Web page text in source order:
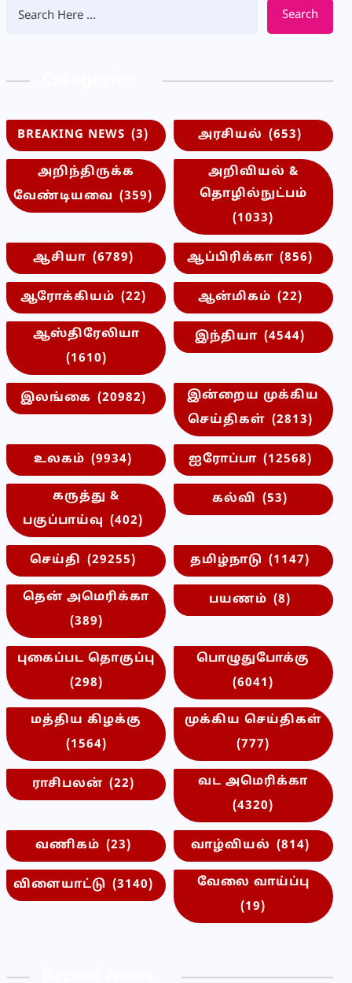
Search
BREAKING NEWS (3) அரசியல் (653)
அறிந்திருக்க
வேண்டியவை (359)
அறிவியல் &
தொழில்நுட்பம்
(1033)
ஆசியா (6789) ஆப்பிரிக்கா (856)
ஆரோக்கியம் (22) ஆன்மிகம் (22)
ஆஸ்திரேலியா
(1610)
இந்தியா (4544)
இலங்கை (20982)
இன்றைய முக்கிய
செய்திகள் (2813)
உலகம் (9934) ஐரோப்பா (12568)
கருத்து &
பகுப்பாய்வு (402)
கல்வி (53)
செய்தி (29255) தமிழ்நாடு (1147)
தென் அமெரிக்கா
(389)
பயணம் (8)
புகைப்பட தொகுப்பு
(298)
பொழுதுபோக்கு
(6041)
மத்திய கிழக்கு
(1564)
முக்கிய செய்திகள்
(777)
ராசிபலன் (22)
வட அமெரிக்கா
(4320)
வணிகம் (23) வாழ்வியல் (814)
விளையாட்டு (3140)
வேலை வாய்ப்பு
(19)